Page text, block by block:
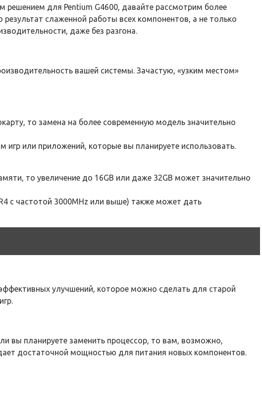
решением для Pentium G4600, давайте рассмотрим более
слаженной работы всех компонентов, а не только
даже без разгона.
вашей системы. Зачастую, «узким местом»
то замена на более современную модель значительно
или приложений, которые вы планируете использовать.
то увеличение до 16GB или даже 32GB может значительно
с частотой 3000MHz или выше) также может дать
улучшений, которое можно сделать для старой
вы планируете заменить процессор, то вам, возможно,
достаточной мощностью для питания новых компонентов.